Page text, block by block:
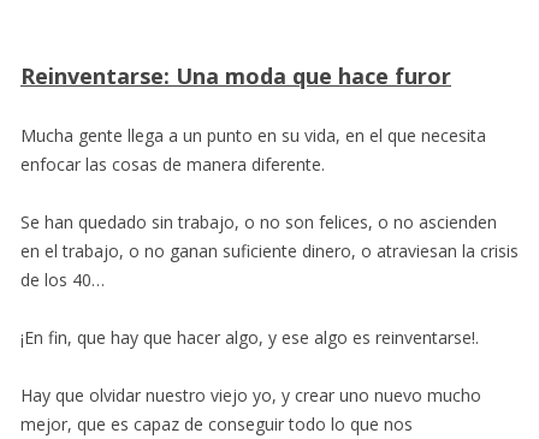
Reinventarse: Una moda que hace furor
Mucha gente llega a un punto en su vida, en el que necesita
enfocar las cosas de manera diferente.
Se han quedado sin trabajo, o no son felices, o no ascienden
en el trabajo, o no ganan suficiente dinero, o atraviesan la crisis
de los 40…
¡En fin, que hay que hacer algo, y ese algo es reinventarse!.
Hay que olvidar nuestro viejo yo, y crear uno nuevo mucho
mejor, que es capaz de conseguir todo lo que nos